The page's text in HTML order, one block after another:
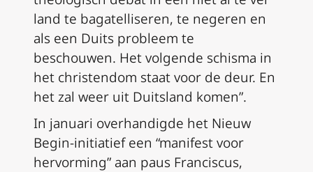
land te bagatelliseren, te negeren en
als een Duits probleem te
beschouwen. Het volgende schisma in
het christendom staat voor de deur. En
het zal weer uit Duitsland komen”.
In januari overhandigde het Nieuw
Begin-initiatief een “manifest voor
hervorming” aan paus Franciscus,